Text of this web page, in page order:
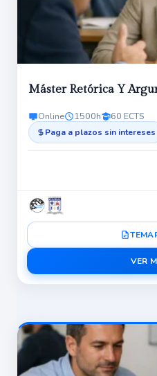
Máster Retórica Y
Online 1500h 60 ECTS
Paga a plazos sin intereses
VER